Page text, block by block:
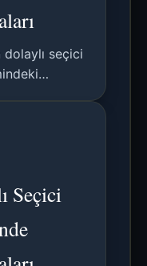
dolaylı seçici
Seçici